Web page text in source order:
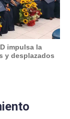
impulsa la
y desplazados